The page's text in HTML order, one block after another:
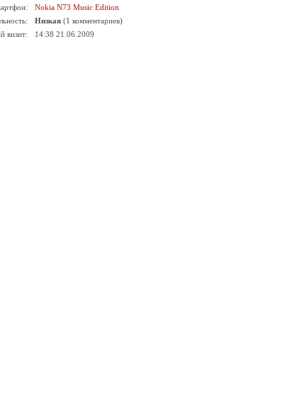
Nokia N73 Music Edition
Низкая (1 комментариев)
визит:
14:38 21.06.2009